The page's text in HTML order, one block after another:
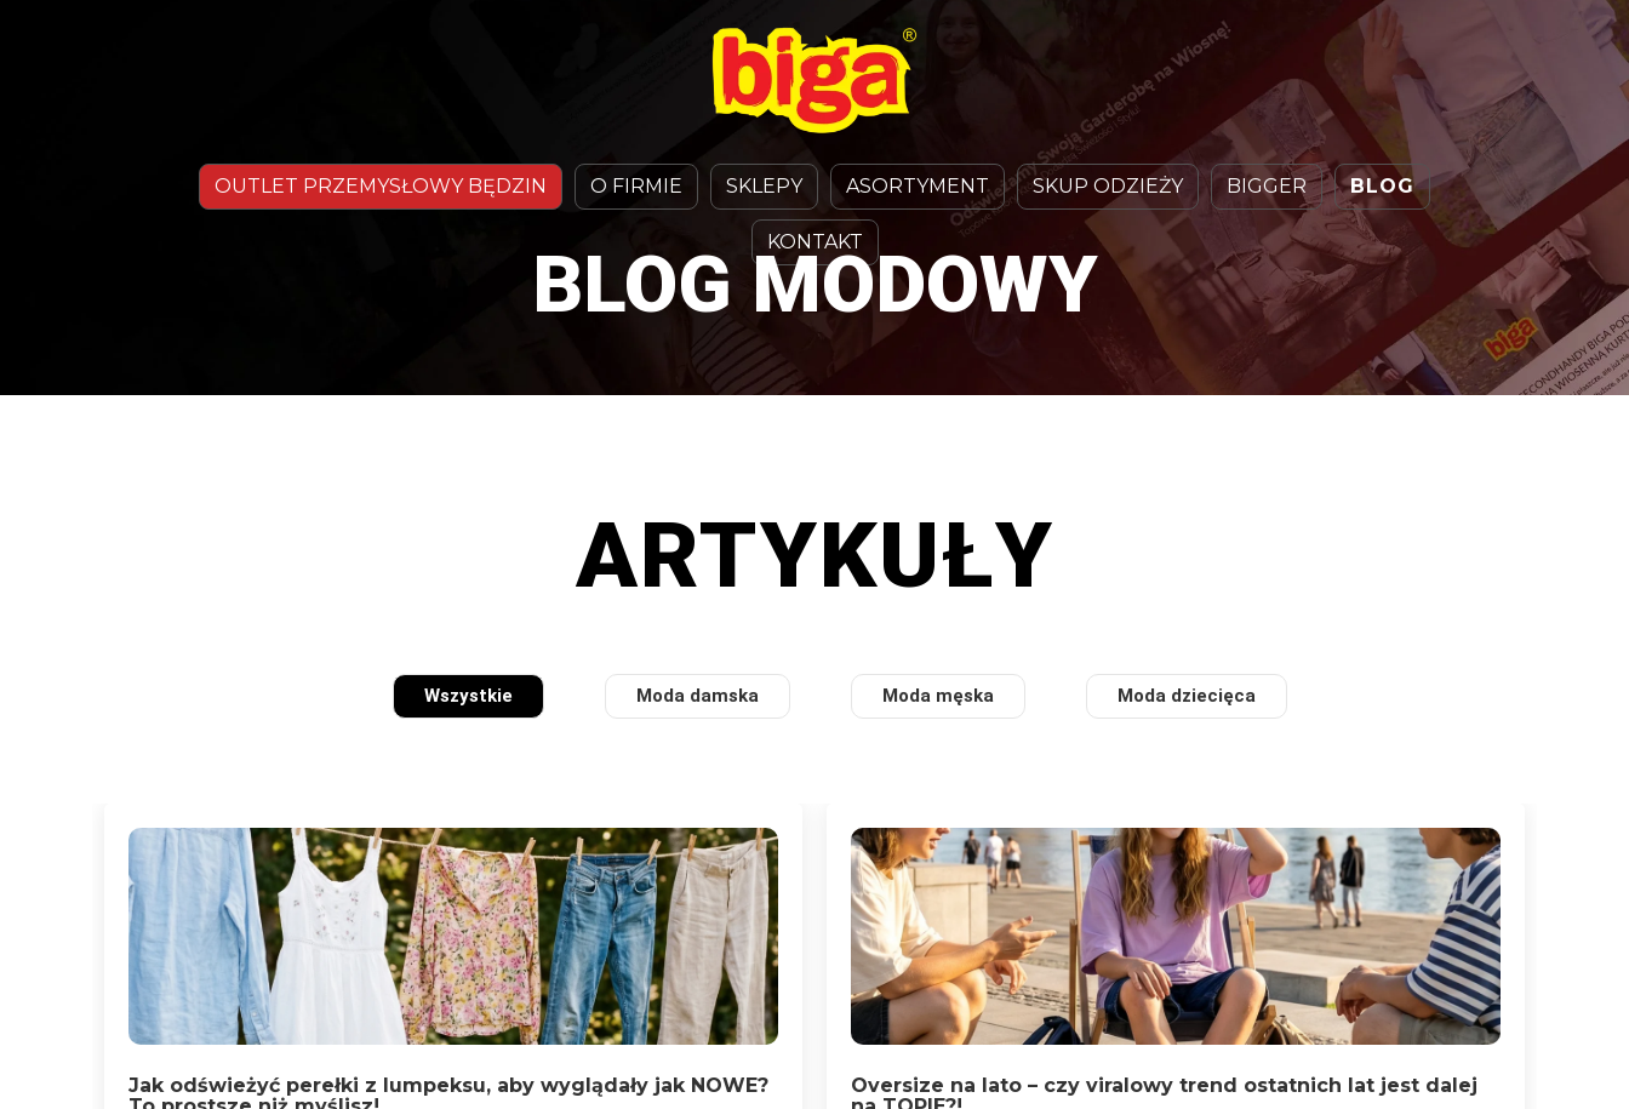
OUTLET PRZEMYSŁOWY BĘDZIN O FIRMIE SKLEPY ASORTYMENT SKUP ODZIEŻY BIGGER BLOG
KONTAKT
BLOG MODOWY
ARTYKUŁY
Wszystkie Moda damska Moda męska Moda dziecięca
Jak odświeżyć perełki z lumpeksu, aby wyglądały jak NOWE?
Oversize na lato – czy viralowy trend ostatnich lat jest dalej